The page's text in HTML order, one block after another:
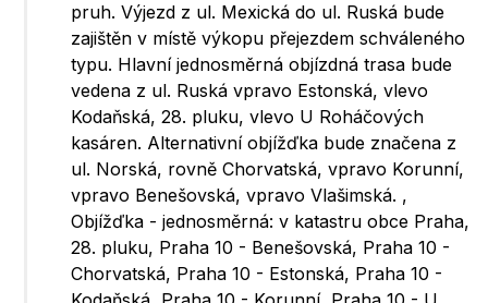
pruh. Výjezd z ul. Mexická do ul. Ruská bude
zajištěn v místě výkopu přejezdem schváleného
typu. Hlavní jednosměrná objízdná trasa bude
vedena z ul. Ruská vpravo Estonská, vlevo
Kodaňská, 28. pluku, vlevo U Roháčových
kasáren. Alternativní objížďka bude značena z
ul. Norská, rovně Chorvatská, vpravo Korunní,
vpravo Benešovská, vpravo Vlašimská. ,
Objížďka - jednosměrná: v katastru obce Praha,
28. pluku, Praha 10 - Benešovská, Praha 10 -
Chorvatská, Praha 10 - Estonská, Praha 10 -